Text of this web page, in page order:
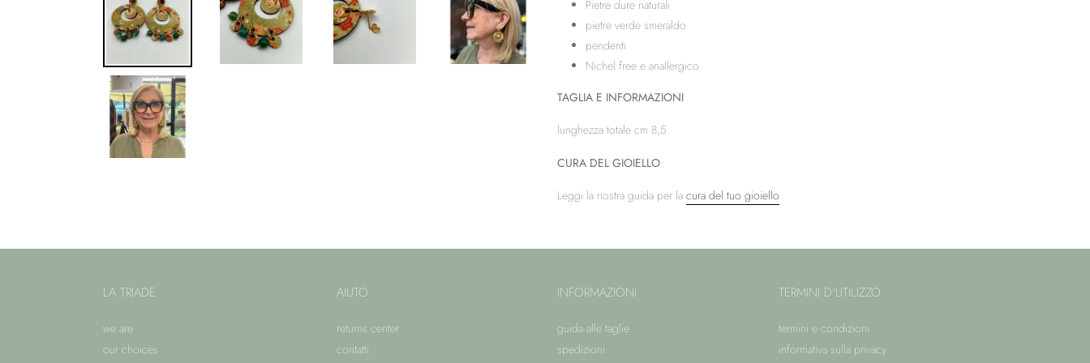
Pietre dure naturali
pietre verde smeraldo
pendenti
Nichel free e anallergico
TAGLIA E INFORMAZIONI
lunghezza totale cm 8,5
CURA DEL GIOIELLO
Leggi la nostra guida per la cura del tuo gioiello
LA TRIADE
we are
our choices
AIUTO
returns center
contatti
INFORMAZIONI
guida alle taglie
spedizioni
TERMINI D'UTILIZZO
termini e condizioni
informativa sulla privacy